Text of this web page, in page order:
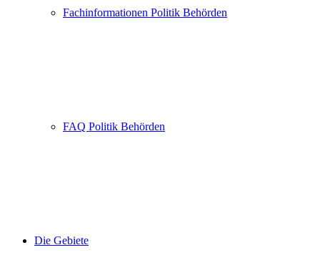
Fachinformationen Politik Behörden
FAQ Politik Behörden
Die Gebiete